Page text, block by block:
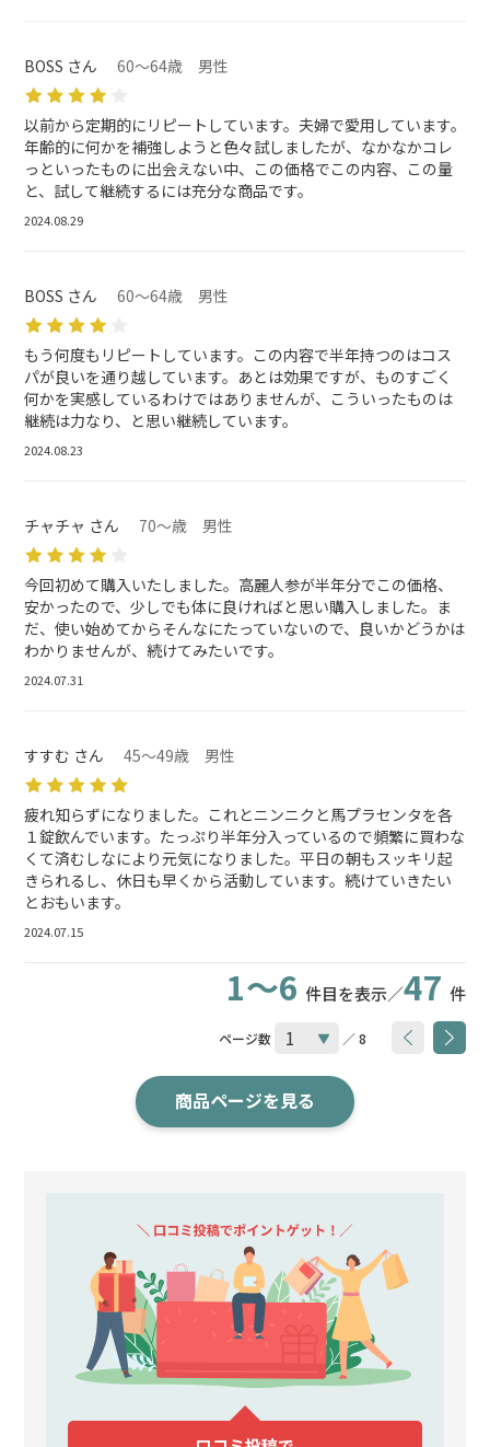
BOSS さん 60～64歳 男性
以前から定期的にリピートしています。夫婦で愛用しています。
年齢的に何かを補強しようと色々試しましたが、なかなかコレ
っといったものに出会えない中、この価格でこの内容、この量
と、試して継続するには充分な商品です。
2024.08.29
BOSS さん 60～64歳 男性
もう何度もリピートしています。この内容で半年持つのはコス
パが良いを通り越しています。あとは効果ですが、ものすごく
何かを実感しているわけではありませんが、こういったものは
継続は力なり、と思い継続しています。
2024.08.23
チャチャ さん 70～歳 男性
今回初めて購入いたしました。高麗人参が半年分でこの価格、
安かったので、少しでも体に良ければと思い購入しました。ま
だ、使い始めてからそんなにたっていないので、良いかどうかは
わかりませんが、続けてみたいです。
2024.07.31
すすむ さん 45～49歳 男性
疲れ知らずになりました。これとニンニクと馬プラセンタを各
１錠飲んでいます。たっぷり半年分入っているので頻繁に買わな
くて済むしなにより元気になりました。平日の朝もスッキリ起
きられるし、休日も早くから活動しています。続けていきたい
とおもいます。
2024.07.15
1～6 件目を表示／47 件
ページ数 ／ 8
商品ページを見る